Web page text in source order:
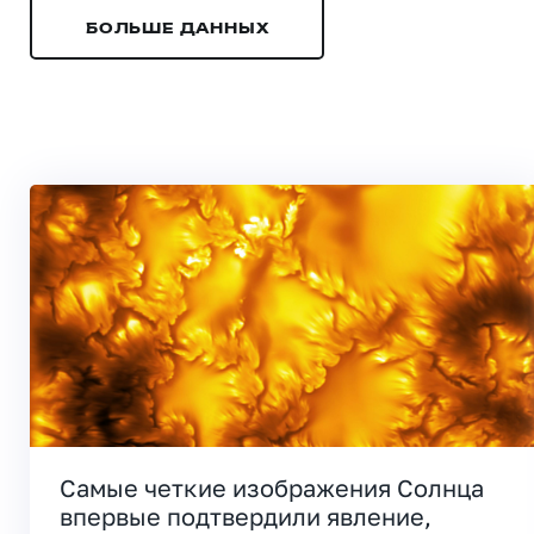
БОЛЬШЕ ДАННЫХ
Самые четкие изображения Солнца
впервые подтвердили явление,